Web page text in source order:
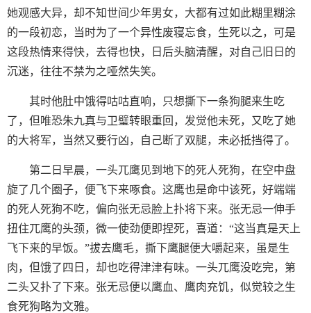
她观感大异，却不知世间少年男女，大都有过如此糊里糊涂
的一段初恋，当时为了一个异性废寝忘食，生死以之，可是
这段热情来得快，去得也快，日后头脑清醒，对自己旧日的
沉迷，往往不禁为之哑然失笑。
其时他肚中饿得咕咕直响，只想撕下一条狗腿来生吃
了，但唯恐朱九真与卫璧转眼重回，发觉他未死，又吃了她
的大将军，当然又要行凶，自己断了双腿，未必抵挡得了。
第二日早晨，一头兀鹰见到地下的死人死狗，在空中盘
旋了几个圈子，便飞下来啄食。这鹰也是命中该死，好端端
的死人死狗不吃，偏向张无忌脸上扑将下来。张无忌一伸手
扭住兀鹰的头颈，微一使劲便即捏死，喜道：“这当真是天上
飞下来的早饭。”拔去鹰毛，撕下鹰腿便大嚼起来，虽是生
肉，但饿了四日，却也吃得津津有味。一头兀鹰没吃完，第
二头又扑了下来。张无忌便以鹰血、鹰肉充饥，似觉较之生
食死狗略为文雅。